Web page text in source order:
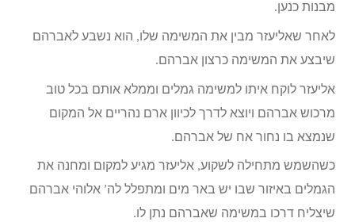
מבנות כנען.
לאחר שאליעזר מבין את המשימה שלו, הוא נשבע לאברהם
שיבצע את המשימה כרצון אברהם.
אליעזר לוקח איתו למשימה גמלים וממלא אותם בכל טוב
מרכוש אברהם ויוצא לדרך לכיוון ארם נהריים אל המקום
שנמצא בו נחור אח של אברהם.
כשהשמש מתחילה לשקוע, אליעזר מגיע למקום ומחנה את
הגמלים באיזור שבו יש באר מים ומתפלל לה’ אלוהי אברהם
שיצליח דרכו במשימה שאברהם נתן לו.